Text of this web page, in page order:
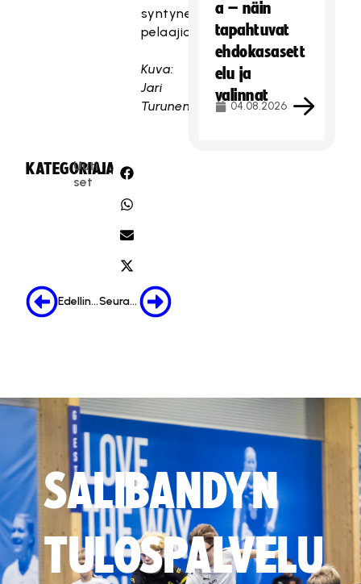
syntyneitä
pelaajia.
Kuva:
Jari
Turunen.
KATEGORIA:
Uuti
set
JAA:
Edellinen Seuraava
a – näin
tapahtuvat
ehdokasasett
elu ja
valinnat
04.08.2026
SALIBANDYN
TULOSPALVELU